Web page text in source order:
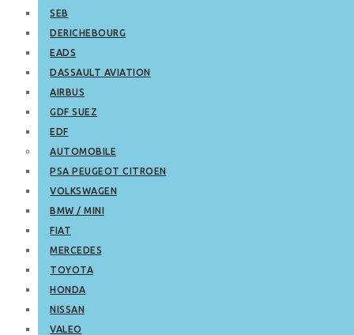
SEB
DERICHEBOURG
EADS
DASSAULT AVIATION
AIRBUS
GDF SUEZ
EDF
AUTOMOBILE
PSA PEUGEOT CITROEN
VOLKSWAGEN
BMW / MINI
FIAT
MERCEDES
TOYOTA
HONDA
NISSAN
VALEO